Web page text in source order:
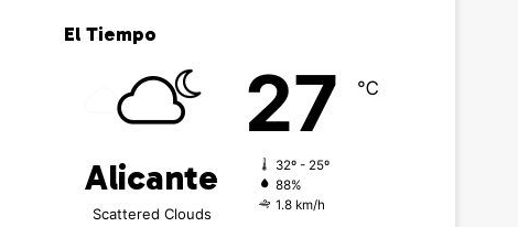
El Tiempo
Alicante
Scattered Clouds
27 ℃
32º - 25º
88%
1.8 km/h